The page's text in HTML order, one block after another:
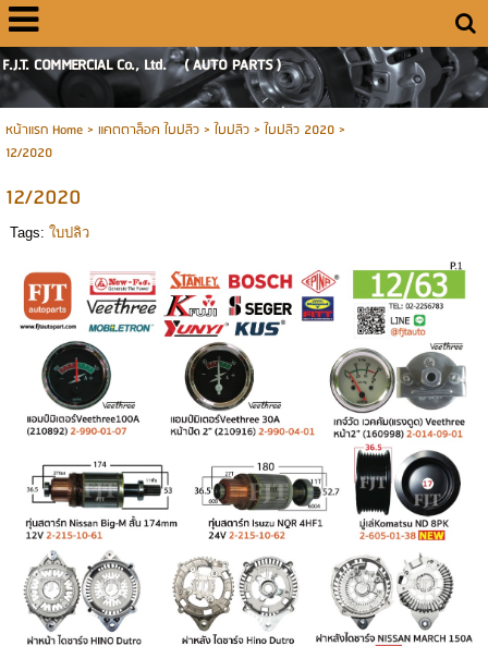
F.J.T. COMMERCIAL Co., Ltd. ( AUTO PARTS )
หน้าแรก Home> แคตตาล็อค ใบปลิว >ใบปลิว>ใบปลิว 2020>
12/2020
12/2020
Tags: ใบปลิว